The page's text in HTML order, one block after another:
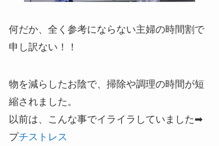
何だか、全く参考にならない主婦の時間割で
申し訳ない！！
物を減らしたお陰で、掃除や調理の時間が短
縮されました。
以前は、こんな事でイライラしていました➡
プチストレス